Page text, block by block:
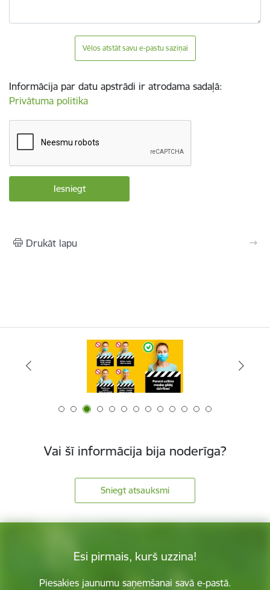
Vēlos atstāt savu e-pastu saziņai
Informācija par datu apstrādi ir atrodama sadaļā:
Privātuma politika
Drukāt lapu
Vai šī informācija bija noderīga?
Sniegt atsauksmi
Esi pirmais, kurš uzzina!
Piesakies jaunumu saņemšanai savā e-pastā.